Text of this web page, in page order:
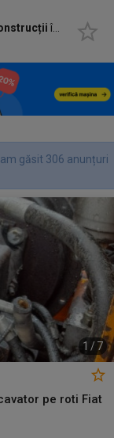
în
Resita,
găsit 306 anunțuri
1 / 7
pe roti Fiat